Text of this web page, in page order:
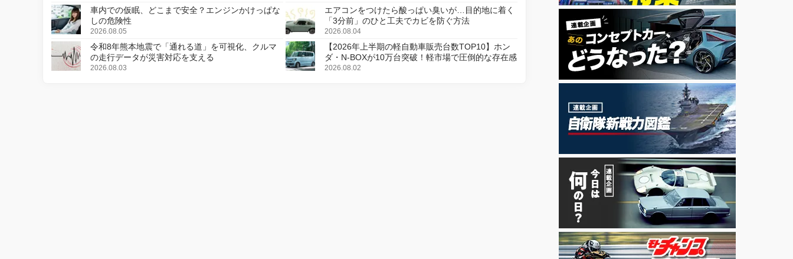
車内での仮眠、どこまで安全？エンジンかけっぱな
しの危険性
2026.08.05
エアコンをつけたら酸っぱい臭いが…目的地に着く
「3分前」のひと工夫でカビを防ぐ方法
2026.08.04
令和8年熊本地震で「通れる道」を可視化、クルマ
の走行データが災害対応を支える
2026.08.03
【2026年上半期の軽自動車販売台数TOP10】ホン
ダ・N-BOXが10万台突破！軽市場で圧倒的な存在感
2026.08.02